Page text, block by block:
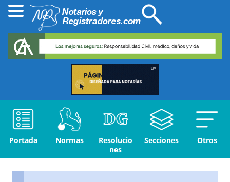
Portada Normas
Resolucio
nes
Secciones Otros